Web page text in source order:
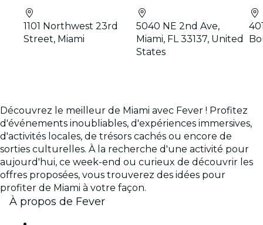
1101 Northwest 23rd
Street, Miami
5040 NE 2nd Ave,
Miami, FL 33137, United
States
Découvrez le meilleur de Miami avec Fever ! Profitez
d'événements inoubliables, d'expériences immersives,
d'activités locales, de trésors cachés ou encore de
sorties culturelles. À la recherche d'une activité pour
aujourd'hui, ce week-end ou curieux de découvrir les
offres proposées, vous trouverez des idées pour
profiter de Miami à votre façon.
À propos de Fever